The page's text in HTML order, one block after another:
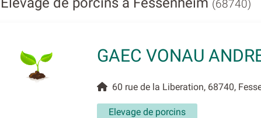
(68740)
GAEC VONAU
60 rue de la Liberation, 68740,
Elevage de porcins